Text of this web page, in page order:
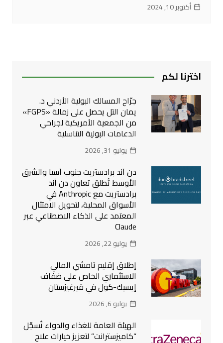
أكتوبر 10, 2024
اخترنا لكم
جرّاح المسالك البولية الأردني د.
يمان التل يحصل على زمالة «FGPS»
من الجمعية الأمريكية لجراحي
الدعامات البولية التناسلية
يوليو 31, 2026
دن آند برادستريت جنوب آسيا والشرق
الأوسط تُطلق تعاون دن آند
برادستريت مع Anthropic في
الأسواق المحلية، لتحويل الامتثال
المعتمد على الذكاء الاصطناعي عبر
Claude
يوليو 22, 2026
إطلاق إقليم تامشي المالي
الاستثماري الخاص على ضفاف
إيسيك-كول في قيرغيزستان
يوليو 6, 2026
الهيئة العامة للغذاء والدواء تُسجِّل
“كاميزسترانت” لتعزيز خيارات علاج